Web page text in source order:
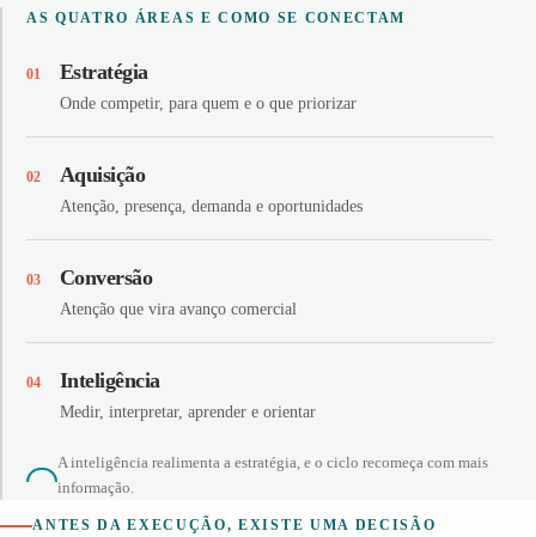
AS QUATRO ÁREAS E COMO SE CONECTAM
01 Estratégia
Onde competir, para quem e o que priorizar
02 Aquisição
Atenção, presença, demanda e oportunidades
03 Conversão
Atenção que vira avanço comercial
04 Inteligência
Medir, interpretar, aprender e orientar
A inteligência realimenta a estratégia, e o ciclo recomeça com mais
informação.
ANTES DA EXECUÇÃO, EXISTE UMA DECISÃO